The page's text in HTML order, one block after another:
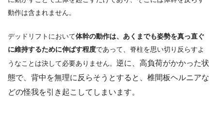
動作は含まれません。
デッドリフトにおいて体幹の動作は、あくまでも姿勢を真っ直ぐ
に維持するために伸ばす程度であって、脊柱を思い切り反らすよ
うなことは決して必要ありません。 逆に、高負荷がかかった状
態で、背中を無理に反らそうとすると、椎間板ヘルニアな
どの怪我を引き起こしてしまいます。